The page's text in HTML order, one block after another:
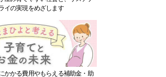
イの実現をめざします
かかる費用やもらえる補助金・助